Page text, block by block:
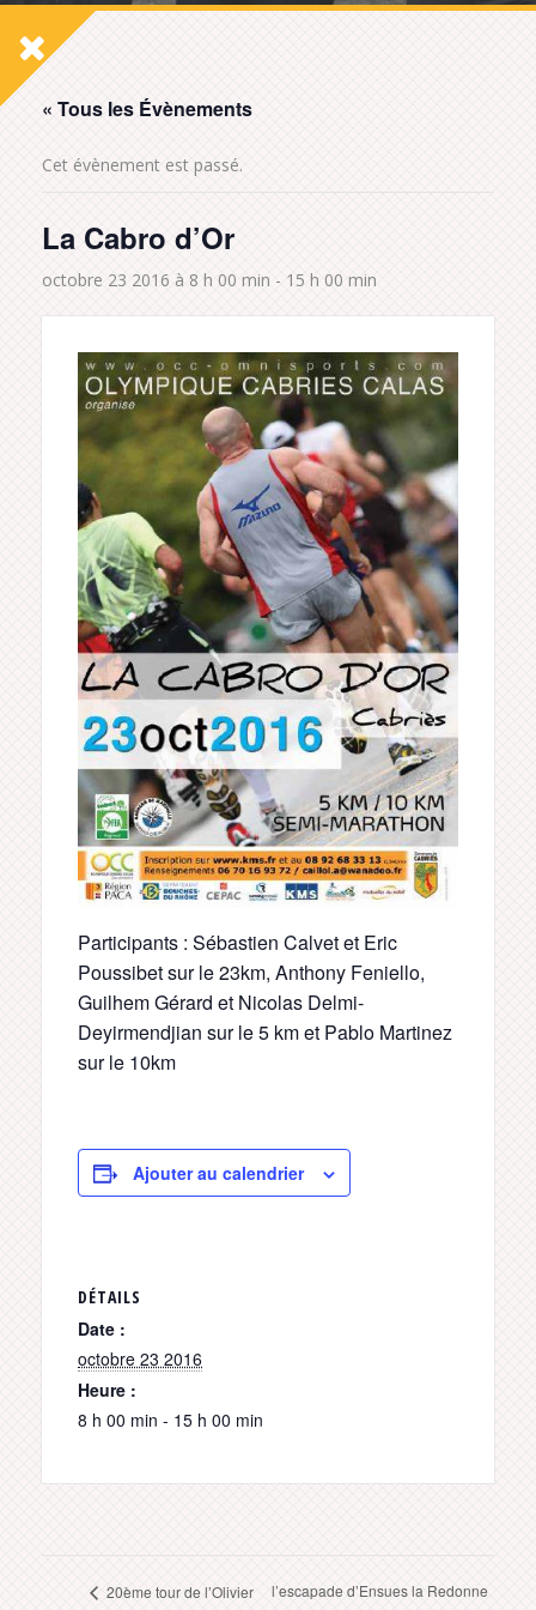
« Tous les Évènements
Cet évènement est passé.
La Cabro d’Or
octobre 23 2016 à 8 h 00 min - 15 h 00 min
Participants : Sébastien Calvet et Eric
Poussibet sur le 23km, Anthony Feniello,
Guilhem Gérard et Nicolas Delmi-
Deyirmendjian sur le 5 km et Pablo Martinez
sur le 10km
Ajouter au calendrier
DÉTAILS
Date :
octobre 23 2016
Heure :
8 h 00 min - 15 h 00 min
20ème tour de l’Olivier l’escapade d’Ensues la Redonne